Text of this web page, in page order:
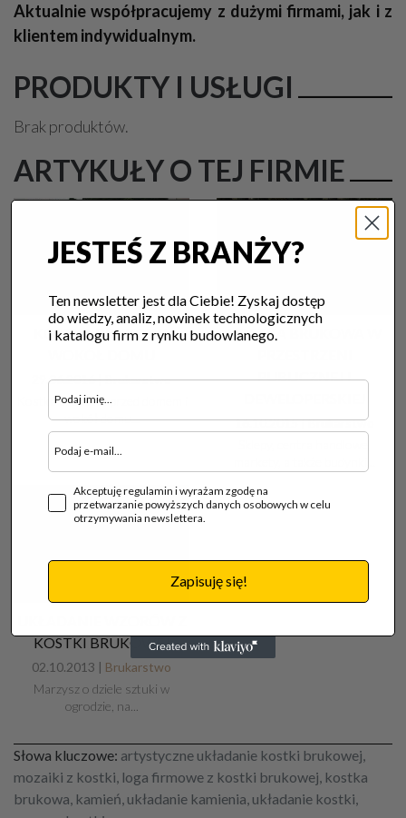
Aktualnie współpracujemy z dużymi firmami, jak i z
klientem indywidualnym.
PRODUKTY I USŁUGI
Brak produktów.
ARTYKUŁY O TEJ FIRMIE
KOSTKA BRUKOWA
29.06.2016 |Brukarstwo
Kostka brukowa przed domem i
wokół domu...
KOSTKA BRUKOWA W
PUBLICZNEJ I
16.10.2015 |Brukarstwo
KOSTKI BRUKOWEJ
02.10.2013 | Brukarstwo
Marzysz o dziele sztuki w
ogrodzie, na...
Słowa kluczowe: artystyczne układanie kostki brukowej,
mozaiki z kostki, loga firmowe z kostki brukowej, kostka
brukowa, kamień, układanie kamienia, układanie kostki,
JESTEŚ Z BRANŻY?
Ten newsletter jest dla Ciebie! Zyskaj dostęp
do wiedzy, analiz, nowinek technologicznych
i katalogu firm z rynku budowlanego.
Akceptuję regulamin i wyrażam zgodę na
przetwarzanie powyższych danych osobowych w celu
otrzymywania newslettera.
Zapisuję się!